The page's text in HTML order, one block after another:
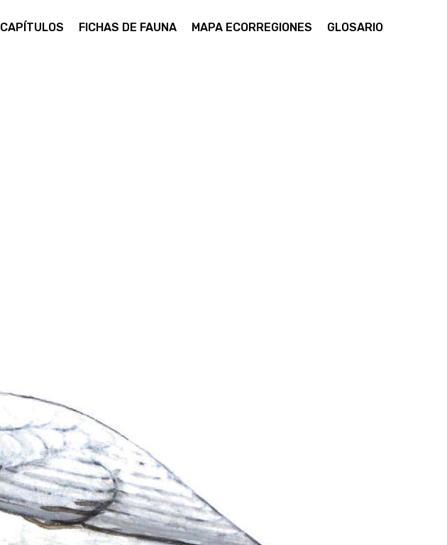
CAPÍTULOS FICHAS DE FAUNA MAPA ECORREGIONES GLOSARIO